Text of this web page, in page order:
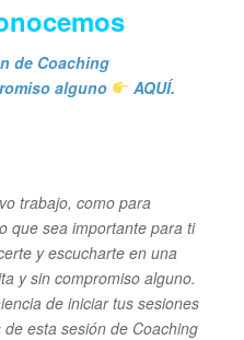
de Coaching
alguno
AQUÍ.
trabajo, como para
que sea importante para ti
y escucharte en una
y sin compromiso alguno.
de iniciar tus sesiones
esta sesión de Coaching